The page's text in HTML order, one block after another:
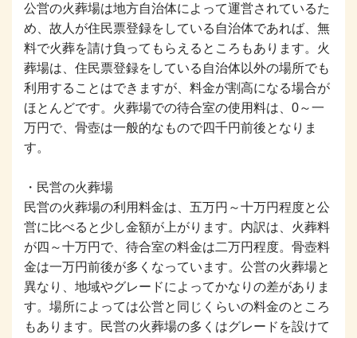
公営の火葬場は地方自治体によって運営されているた
め、故人が住民票登録をしている自治体であれば、無
料で火葬を請け負ってもらえるところもあります。火
葬場は、住民票登録をしている自治体以外の場所でも
利用することはできますが、料金が割高になる場合が
ほとんどです。火葬場での待合室の使用料は、0～一
万円で、骨壺は一般的なもので四千円前後となりま
す。
・民営の火葬場
民営の火葬場の利用料金は、五万円～十万円程度と公
営に比べると少し金額が上がります。内訳は、火葬料
が四～十万円で、待合室の料金は二万円程度。骨壺料
金は一万円前後が多くなっています。公営の火葬場と
異なり、地域やグレードによってかなりの差がありま
す。場所によっては公営と同じくらいの料金のところ
もあります。民営の火葬場の多くはグレードを設けて